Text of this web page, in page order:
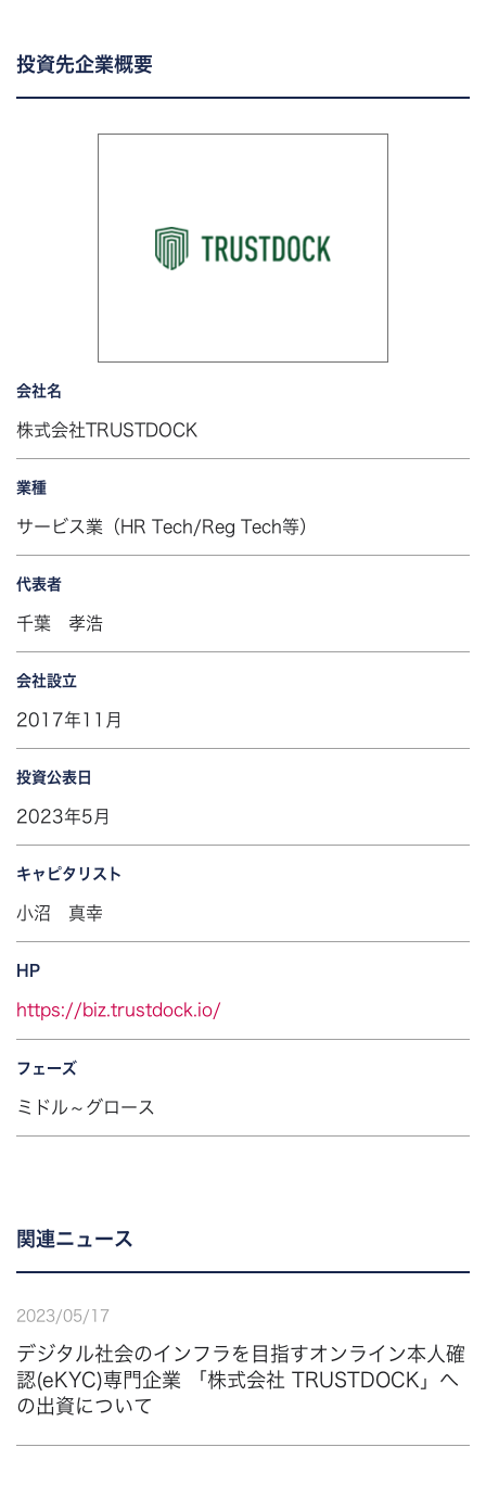
投資先企業概要
会社名
株式会社TRUSTDOCK
業種
サービス業（HR Tech/Reg Tech等）
代表者
千葉 孝浩
会社設立
2017年11月
投資公表日
2023年5月
キャピタリスト
小沼 真幸
HP
https://biz.trustdock.io/
フェーズ
ミドル～グロース
関連ニュース
2023 /05 / 17
デジタル社会のインフラを目指すオンライン本人確
認(eKYC)専門企業 「株式会社 TRUSTDOCK」へ
の出資について